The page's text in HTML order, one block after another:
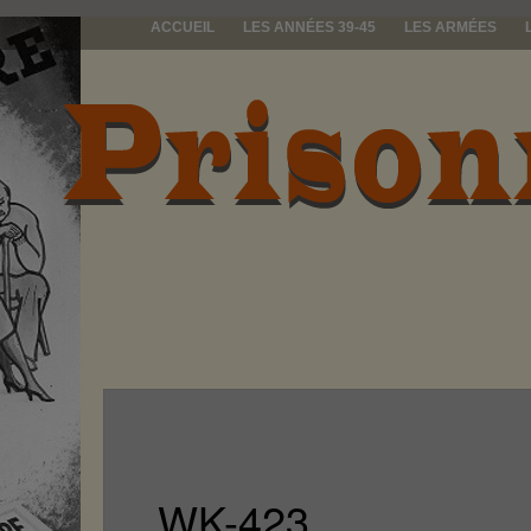
ACCUEIL LES ANNÉES 39-45 LES ARMÉES
prisonniers